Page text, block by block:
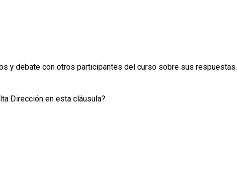
y debate con otros participantes del curso sobre sus respuestas.
Dirección en esta cláusula?